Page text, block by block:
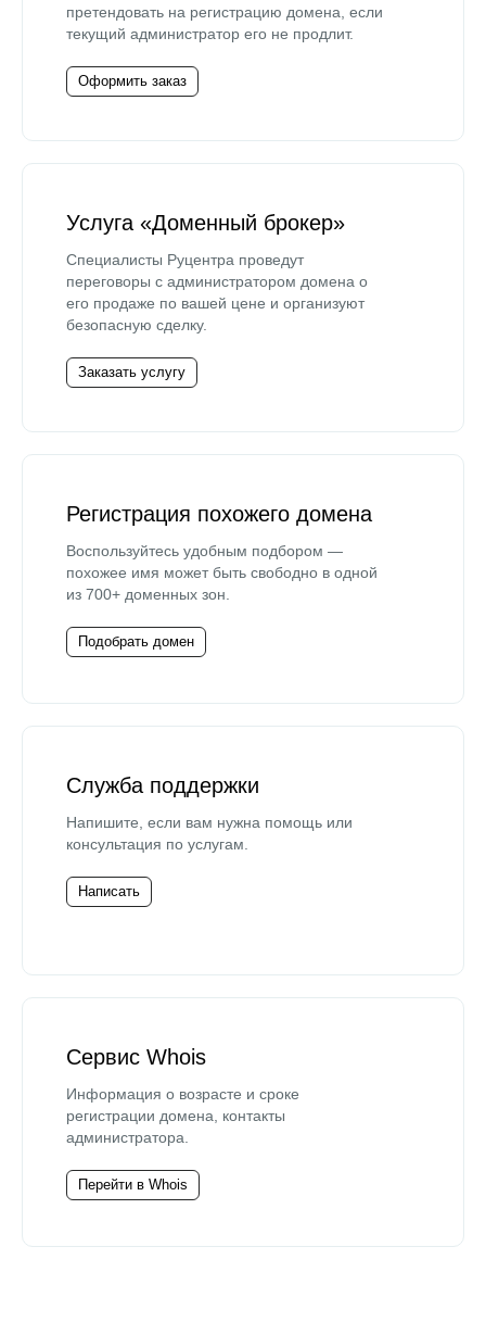
претендовать на регистрацию домена, если
текущий администратор его не продлит.
Оформить заказ
Услуга «Доменный брокер»
Специалисты Руцентра проведут
переговоры с администратором домена о
его продаже по вашей цене и организуют
безопасную сделку.
Заказать услугу
Регистрация похожего домена
Воспользуйтесь удобным подбором —
похожее имя может быть свободно в одной
из 700+ доменных зон.
Подобрать домен
Служба поддержки
Напишите, если вам нужна помощь или
консультация по услугам.
Написать
Сервис Whois
Информация о возрасте и сроке
регистрации домена, контакты
администратора.
Перейти в Whois